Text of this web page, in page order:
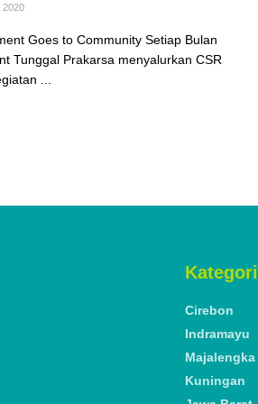
2020
Goes to Community Setiap Bulan
Tunggal Prakarsa menyalurkan CSR
...
Kategori
Cirebon
Indramayu
Majalengka
Kuningan